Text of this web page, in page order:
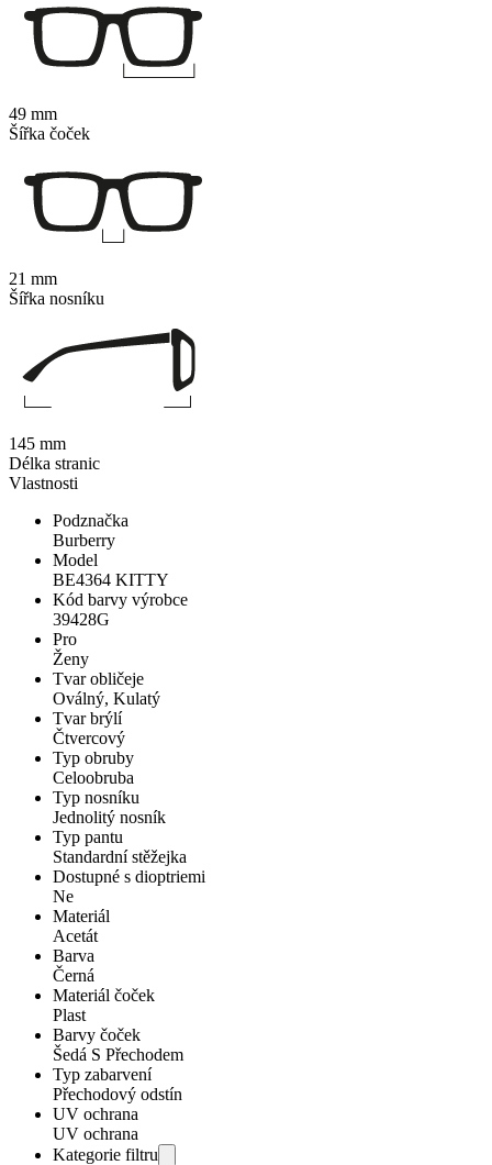
Vlastnosti
Podznačka
Burberry
Model
BE4364 KITTY
Kód barvy výrobce
39428G
Pro
Ženy
Tvar obličeje
Oválný, Kulatý
Tvar brýlí
Čtvercový
Typ obruby
Celoobruba
Typ nosníku
Jednolitý nosník
Typ pantu
Standardní stěžejka
Dostupné s dioptriemi
Ne
Materiál
Acetát
Barva
Černá
Materiál čoček
Plast
Barvy čoček
Šedá S Přechodem
Typ zabarvení
Přechodový odstín
UV ochrana
UV ochrana
Kategorie filtru
49 mm
Šířka čoček
21 mm
Šířka nosníku
145 mm
Délka stranic